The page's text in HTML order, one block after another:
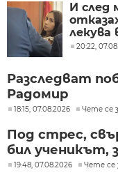
И след
лекува
20:22,
Разследват
Радомир
18:15, 07.08.2026 Чете се
Под стрес,
бил ученикът,
19:48, 07.08.2026 Чете се